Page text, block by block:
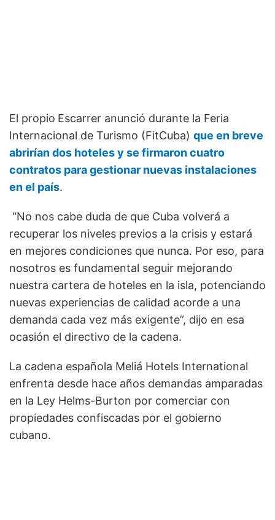
El propio Escarrer anunció durante la Feria
Internacional de Turismo (FitCuba) que en breve
abrirían dos hoteles y se firmaron cuatro
contratos para gestionar nuevas instalaciones
en el país.
“No nos cabe duda de que Cuba volverá a
recuperar los niveles previos a la crisis y estará
en mejores condiciones que nunca. Por eso, para
nosotros es fundamental seguir mejorando
nuestra cartera de hoteles en la isla, potenciando
nuevas experiencias de calidad acorde a una
demanda cada vez más exigente”, dijo en esa
ocasión el directivo de la cadena.
La cadena española Meliá Hotels International
enfrenta desde hace años demandas amparadas
en la Ley Helms-Burton por comerciar con
propiedades confiscadas por el gobierno
cubano.